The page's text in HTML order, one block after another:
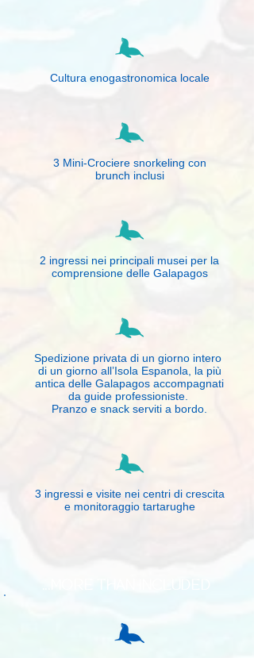
Cultura enogastronomica locale
3 Mini-Crociere snorkeling con
brunch inclusi
2 ingressi nei principali musei per la
comprensione delle Galapagos
Spedizione privata di un giorno intero
di un giorno all’Isola Espanola, la più
antica delle Galapagos accompagnati
da guide professioniste.
Pranzo e snack serviti a bordo.
3 ingressi e visite nei centri di crescita
e monitoraggio tartarughe​​​